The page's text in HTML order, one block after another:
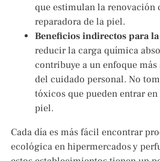
que estimulan la renovación
reparadora de la piel.
Beneficios indirectos para
reducir la carga química
contribuye a un enfoque
del cuidado personal. No
tóxicos que pueden entrar
piel.
Cada día es más fácil encontrar
ecológica en hipermercados y